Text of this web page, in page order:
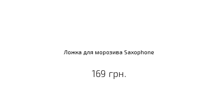
Ложка для морозива Saxophone
169 грн.